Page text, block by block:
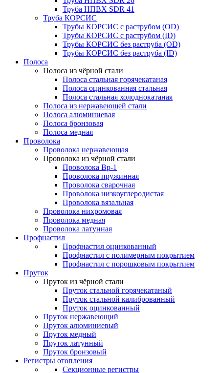
Труба НПВХ SDR 41
Труба КОРСИС
Трубы КОРСИС с раструбом (OD)
Трубы КОРСИС с раструбом (ID)
Трубы КОРСИС без раструба (OD)
Трубы КОРСИС без раструба (ID)
Полоса
Полоса из чёрной стали
Полоса стальная горячекатаная
Полоса оцинкованная стальная
Полоса стальная холоднокатаная
Полоса из нержавеющей стали
Полоса алюминиевая
Полоса бронзовая
Полоса медная
Проволока
Проволока нержавеющая
Проволока из чёрной стали
Проволока Вр-1
Проволока пружинная
Проволока сварочная
Проволока низкоуглеродистая
Проволока вязальная
Проволока нихромовая
Проволока медная
Проволока латунная
Профнастил
Профнастил оцинкованный
Профнастил с полимерным покрытием
Профнастил с порошковым покрытием
Пруток
Пруток из чёрной стали
Пруток стальной горячекатаный
Пруток стальной калиброванный
Пруток оцинкованный
Пруток нержавеющий
Пруток алюминиевый
Пруток медный
Пруток латунный
Пруток бронзовый
Регистры отопления
Секционные регистры